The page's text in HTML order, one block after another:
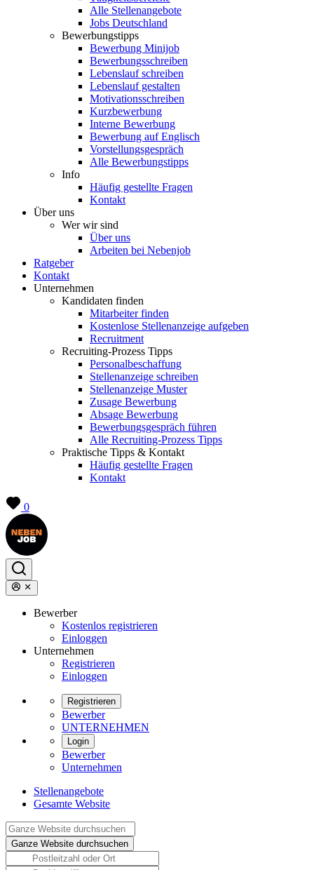
Alle Stellenangebote
Jobs Deutschland
Bewerbungstipps
Bewerbung Minijob
Bewerbungsschreiben
Lebenslauf schreiben
Lebenslauf gestalten
Motivationsschreiben
Kurzbewerbung
Interne Bewerbung
Bewerbung auf Englisch
Vorstellungsgespräch
Alle Bewerbungstipps
Info
Häufig gestellte Fragen
Kontakt
Über uns
Wer wir sind
Über uns
Arbeiten bei Nebenjob
Ratgeber
Kontakt
Unternehmen
Kandidaten finden
Mitarbeiter finden
Kostenlose Stellenanzeige aufgeben
Recruitment
Recruiting-Prozess Tipps
Personalbeschaffung
Stellenanzeige schreiben
Stellenanzeige Muster
Zusage Bewerbung
Absage Bewerbung
Bewerbungsgespräch führen
Alle Recruiting-Prozess Tipps
Praktische Tipps & Kontakt
Häufig gestellte Fragen
Kontakt
0
Bewerber
Kostenlos registrieren
Einloggen
Unternehmen
Registrieren
Einloggen
Registrieren
Bewerber
UNTERNEHMEN
Login
Bewerber
Unternehmen
Stellenangebote
Gesamte Website